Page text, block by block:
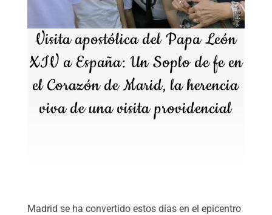
Visita apostólica del Papa León
XIV a España: Un Soplo de fe en
el Corazón de Marid, la herencia
viva de una visita providencial
Madrid se ha convertido estos días en el epicentro